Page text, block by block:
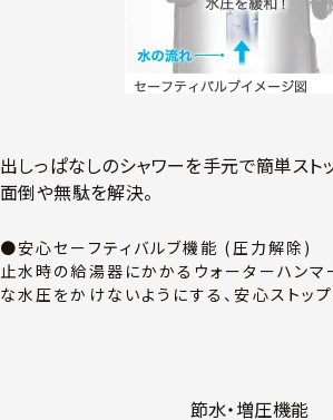
出しっぱなしのシャワーを手元で簡単ストッ
面倒や無駄を解決。
●安心セーフティバルブ機能 (圧力解除)
止水時の給湯器にかかるウォーターハンマ
な水圧をかけないようにする、安心ストップ
節水・増圧機能